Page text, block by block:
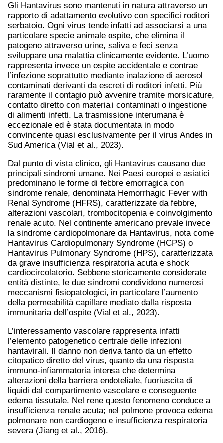
Gli Hantavirus sono mantenuti in natura attraverso un
rapporto di adattamento evolutivo con specifici roditori
serbatoio. Ogni virus tende infatti ad associarsi a una
particolare specie animale ospite, che elimina il
patogeno attraverso urine, saliva e feci senza
sviluppare una malattia clinicamente evidente. L’uomo
rappresenta invece un ospite accidentale e contrae
l’infezione soprattutto mediante inalazione di aerosol
contaminati derivanti da escreti di roditori infetti. Più
raramente il contagio può avvenire tramite morsicature,
contatto diretto con materiali contaminati o ingestione
di alimenti infetti. La trasmissione interumana è
eccezionale ed è stata documentata in modo
convincente quasi esclusivamente per il virus Andes in
Sud America (Vial et al., 2023).
Dal punto di vista clinico, gli Hantavirus causano due
principali sindromi umane. Nei Paesi europei e asiatici
predominano le forme di febbre emorragica con
sindrome renale, denominata Hemorrhagic Fever with
Renal Syndrome (HFRS), caratterizzate da febbre,
alterazioni vascolari, trombocitopenia e coinvolgimento
renale acuto. Nel continente americano prevale invece
la sindrome cardiopolmonare da Hantavirus, nota come
Hantavirus Cardiopulmonary Syndrome (HCPS) o
Hantavirus Pulmonary Syndrome (HPS), caratterizzata
da grave insufficienza respiratoria acuta e shock
cardiocircolatorio. Sebbene storicamente considerate
entità distinte, le due sindromi condividono numerosi
meccanismi fisiopatologici, in particolare l’aumento
della permeabilità capillare mediato dalla risposta
immunitaria dell’ospite (Vial et al., 2023).
L’interessamento vascolare rappresenta infatti
l’elemento patogenetico centrale delle infezioni
hantavirali. Il danno non deriva tanto da un effetto
citopatico diretto del virus, quanto da una risposta
immuno-infiammatoria intensa che determina
alterazioni della barriera endoteliale, fuoriuscita di
liquidi dal compartimento vascolare e conseguente
edema tissutale. Nel rene questo fenomeno conduce a
insufficienza renale acuta; nel polmone provoca edema
polmonare non cardiogeno e insufficienza respiratoria
severa (Jiang et al., 2016).